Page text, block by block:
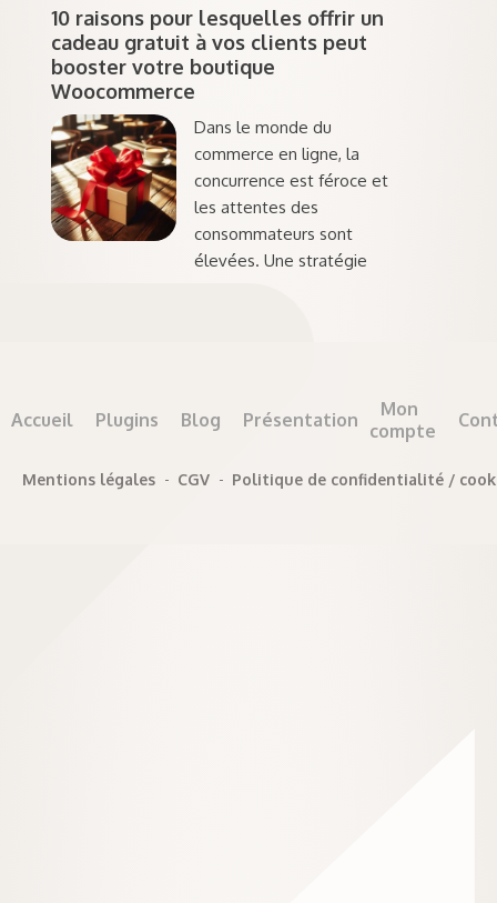
10 raisons pour lesquelles offrir un
cadeau gratuit à vos clients peut
booster votre boutique
Woocommerce
Dans le monde du
commerce en ligne, la
concurrence est féroce et
les attentes des
consommateurs sont
élevées. Une stratégie
Accueil Plugins Blog Présentation
Mon
compte
Mentions légales - CGV - Politique de confidentialité /